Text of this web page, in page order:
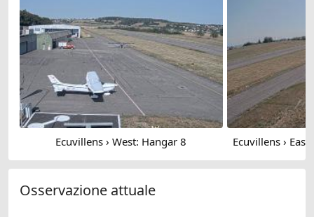
Ecuvillens › West: Hangar 8
Osservazione attuale